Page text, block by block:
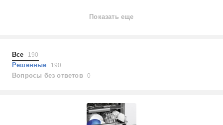
Показать еще
Все 190
Решенные 190
Вопросы без ответов0